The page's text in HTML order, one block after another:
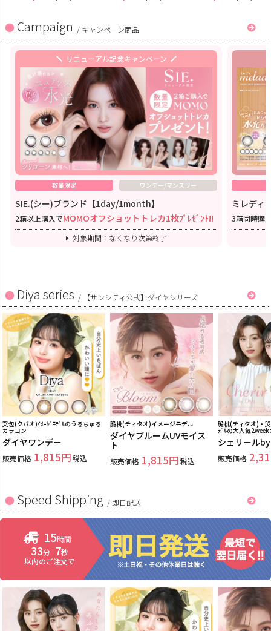
Campaign / キャンペーン商品
リニューアル記念キャンペーン
数量限定 ワンデー/マンスリー
SIE.(シー)ブランド【1day/1month】
2箱以上購入でMOMOオフショットトレカ1枚ﾌﾟﾚｾﾞﾝﾄ!!
対象期間：なくなり次第終了
ミレディ
3箱同時購
Diya series / 【サンシティ公式】ダイヤシリーズ
哭包(クバオ)ｲﾒｰｼﾞﾓﾃﾞﾙのうるちゅる
カラコン
ダイヤワンデー
販売価格 1,815 税込
脆桃(チィタオ)イメージモデル
ダイヤブルームUVモイス
ト
販売価格 1,815 税込
脆桃(チィタオ)・
ﾃﾞﾙの大人気2week
シェリール
販売価格
Speed Shipping / 即日配送
15時間
33分 6秒
以内のご注文で